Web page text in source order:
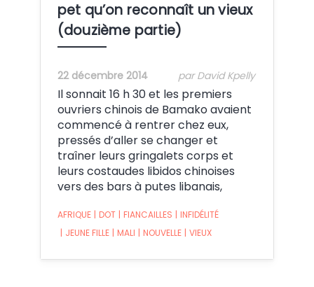
pet qu’on reconnaît un vieux
(douzième partie)
22 décembre 2014 par David Kpelly
Il sonnait 16 h 30 et les premiers
ouvriers chinois de Bamako avaient
commencé à rentrer chez eux,
pressés d’aller se changer et
traîner leurs gringalets corps et
leurs costaudes libidos chinoises
vers des bars à putes libanais,
AFRIQUE | DOT | FIANCAILLES | INFIDÉLITÉ
| JEUNE FILLE | MALI | NOUVELLE | VIEUX